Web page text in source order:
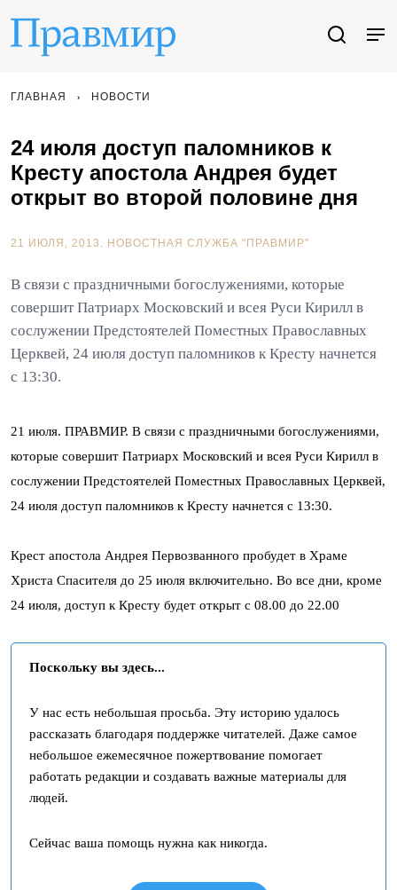
ГЛАВНАЯ НОВОСТИ
24 июля доступ паломников к
Кресту апостола Андрея будет
открыт во второй половине дня
21 ИЮЛЯ, 2013. НОВОСТНАЯ СЛУЖБА "ПРАВМИР"
В связи с праздничными богослужениями, которые
совершит Патриарх Московский и всея Руси Кирилл в
сослужении Предстоятелей Поместных Православных
Церквей, 24 июля доступ паломников к Кресту начнется
с 13:30.
21 июля. ПРАВМИР. В связи с праздничными богослужениями,
которые совершит Патриарх Московский и всея Руси Кирилл в
сослужении Предстоятелей Поместных Православных Церквей,
24 июля доступ паломников к Кресту начнется с 13:30.
Крест апостола Андрея Первозванного пробудет в Храме
Христа Спасителя до 25 июля включительно. Во все дни, кроме
24 июля, доступ к Кресту будет открыт с 08.00 до 22.00
Поскольку вы здесь...
У нас есть небольшая просьба. Эту историю удалось
рассказать благодаря поддержке читателей. Даже самое
небольшое ежемесячное пожертвование помогает
работать редакции и создавать важные материалы для
людей.
Сейчас ваша помощь нужна как никогда.